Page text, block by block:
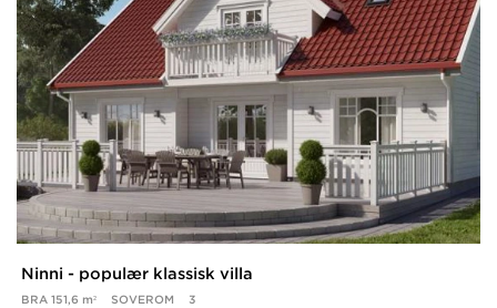
Ninni - populær klassisk villa
BRA 151,6 m² SOVEROM 3